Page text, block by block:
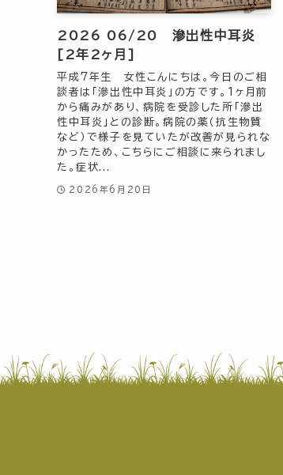
2026 06/20 滲出性中耳炎
[2年2ヶ月]
平成7年生 女性こんにちは。今日のご相
談者は「滲出性中耳炎」の方です。1ヶ月前
から痛みがあり、病院を受診した所「滲出
性中耳炎」との診断。病院の薬（抗生物質
など）で様子を見ていたが改善が見られな
かったため、こちらにご相談に来られまし
た。症状...
2026年6月20日